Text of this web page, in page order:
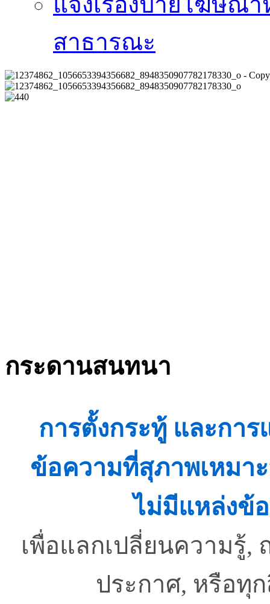
สาธารณะ
กระดานสนทนา
การตั้งกระทู้ และกา
ข้อความที่สุภาพเหมา
ไม่มีแหล่งข้
เพื่อแลกเปลี่ยนความรู้
ประกาศ, หรือทุ